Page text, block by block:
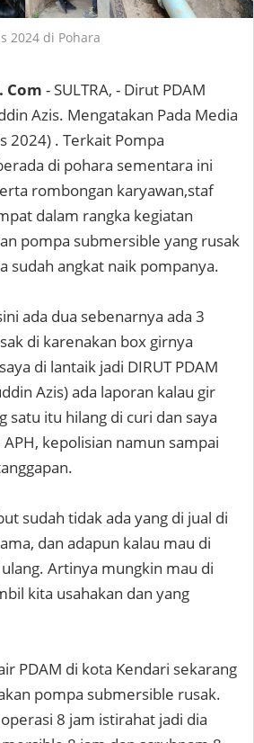
2024 di Pohara
Com - SULTRA, - Dirut PDAM
Azis. Mengatakan Pada Media
2024) . Terkait Pompa
di pohara sementara ini
rombongan karyawan,staf
dalam rangka kegiatan
pompa submersible yang rusak
sudah angkat naik pompanya.
ada dua sebenarnya ada 3
di karenakan box girnya
di lantaik jadi DIRUT PDAM
Azis) ada laporan kalau gir
satu itu hilang di curi dan saya
kepolisian namun sampai
sudah tidak ada yang di jual di
dan adapun kalau mau di
Artinya mungkin mau di
kita usahakan dan yang
PDAM di kota Kendari sekarang
pompa submersible rusak.
8 jam istirahat jadi dia